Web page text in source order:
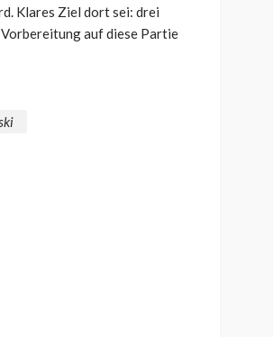
Klares Ziel dort sei: drei
auf diese Partie